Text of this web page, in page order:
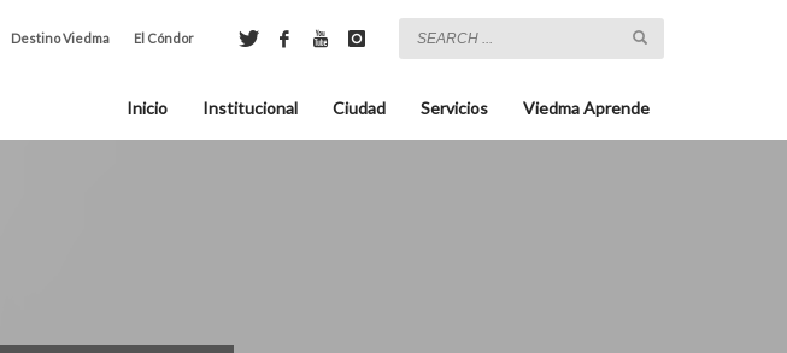
Destino Viedma El Cóndor
Inicio Institucional Ciudad Servicios Viedma Aprende